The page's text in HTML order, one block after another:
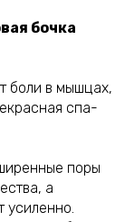
бочка
боли в мышцах,
спа-
поры
а
усиленно.